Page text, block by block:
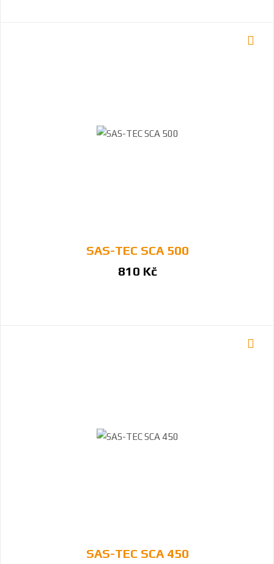
SAS-TEC SCA 500
810 Kč
SAS-TEC SCA 450